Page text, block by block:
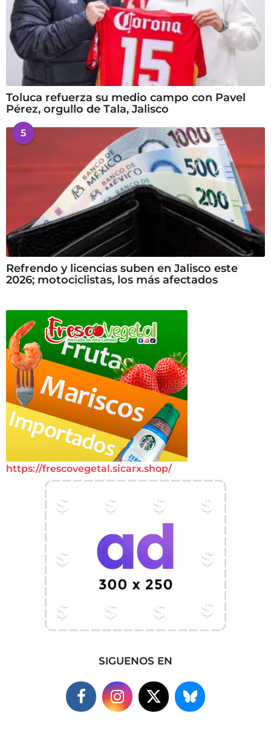
Toluca refuerza su medio campo con Pavel
Pérez, orgullo de Tala, Jalisco
5
Refrendo y licencias suben en Jalisco este
2026; motociclistas, los más afectados
https://frescovegetal.sicarx.shop/
SIGUENOS EN